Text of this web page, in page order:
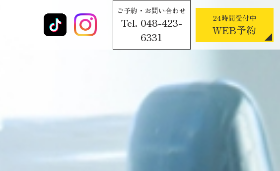
ご予約・お問い合わせ
Tel. 048-423-
6331
24時間受付中
WEB予約